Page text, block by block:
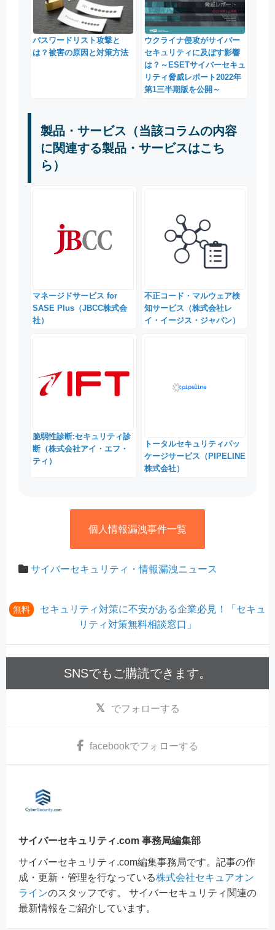
パスワードリスト攻撃と
は？被害の原因と対策方法
ウクライナ侵攻がサイバー
セキュリティに及ぼす影響
は？～ESETサイバーセキュ
リティ脅威レポート2022年
第1三半期版を公開～
製品・サービス（当該コラムの内容
に関連する製品・サービスはこち
ら）
マネージドサービス for
SASE Plus（JBCC株式会
社）
不正コード・マルウェア検
知サービス（株式会社レ
イ・イージス・ジャパン）
脆弱性診断:セキュリティ診
断（株式会社アイ・エフ・
ティ）
トータルセキュリティパッ
ケージサービス（PIPELINE
株式会社）
個人情報漏洩事件一覧
サイバーセキュリティ・情報漏洩ニュース
無料
セキュリティ対策に不安がある企業必見！「セキュ
リティ対策無料相談窓口」
SNSでもご購読できます。
でフォローする
facebookでフォローする
サイバーセキュリティ.com 事務局編集部
サイバーセキュリティ.com編集事務局です。記事の作
成・更新・管理を行なっている株式会社セキュアオン
ラインのスタッフです。 サイバーセキュリティ関連の
最新情報をご紹介しています。